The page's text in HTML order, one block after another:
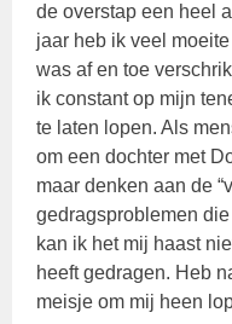
de overstap een heel
jaar heb ik veel
was af en toe
ik constant op mijn
te laten lopen. Als
om een dochter met
maar denken aan de
gedragsproblemen
kan ik het mij haast
heeft gedragen. Heb
meisje om mij heen